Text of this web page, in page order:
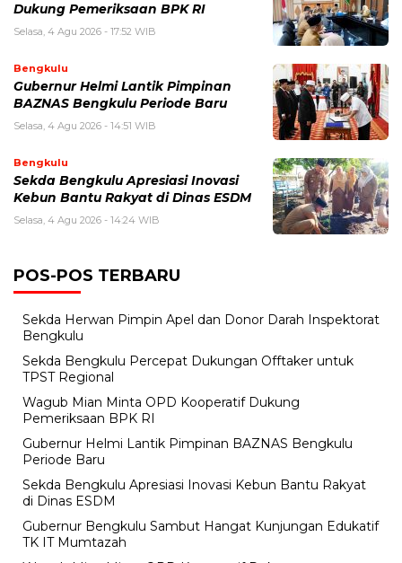
Dukung Pemeriksaan BPK RI
Selasa, 4 Agu 2026 - 17:52 WIB
Bengkulu
Gubernur Helmi Lantik Pimpinan
BAZNAS Bengkulu Periode Baru
Selasa, 4 Agu 2026 - 14:51 WIB
Bengkulu
Sekda Bengkulu Apresiasi Inovasi
Kebun Bantu Rakyat di Dinas ESDM
Selasa, 4 Agu 2026 - 14:24 WIB
POS-POS TERBARU
Sekda Herwan Pimpin Apel dan Donor Darah Inspektorat
Bengkulu
Sekda Bengkulu Percepat Dukungan Offtaker untuk
TPST Regional
Wagub Mian Minta OPD Kooperatif Dukung
Pemeriksaan BPK RI
Gubernur Helmi Lantik Pimpinan BAZNAS Bengkulu
Periode Baru
Sekda Bengkulu Apresiasi Inovasi Kebun Bantu Rakyat
di Dinas ESDM
Gubernur Bengkulu Sambut Hangat Kunjungan Edukatif
TK IT Mumtazah